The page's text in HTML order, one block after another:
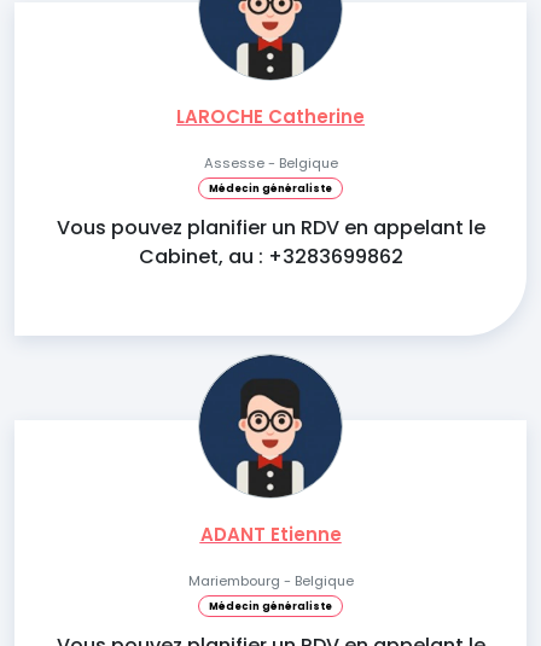
LAROCHE Catherine
Assesse - Belgique
Médecin généraliste
Vous pouvez planifier un RDV en appelant le
Cabinet, au : +3283699862
ADANT Etienne
Mariembourg - Belgique
Médecin généraliste